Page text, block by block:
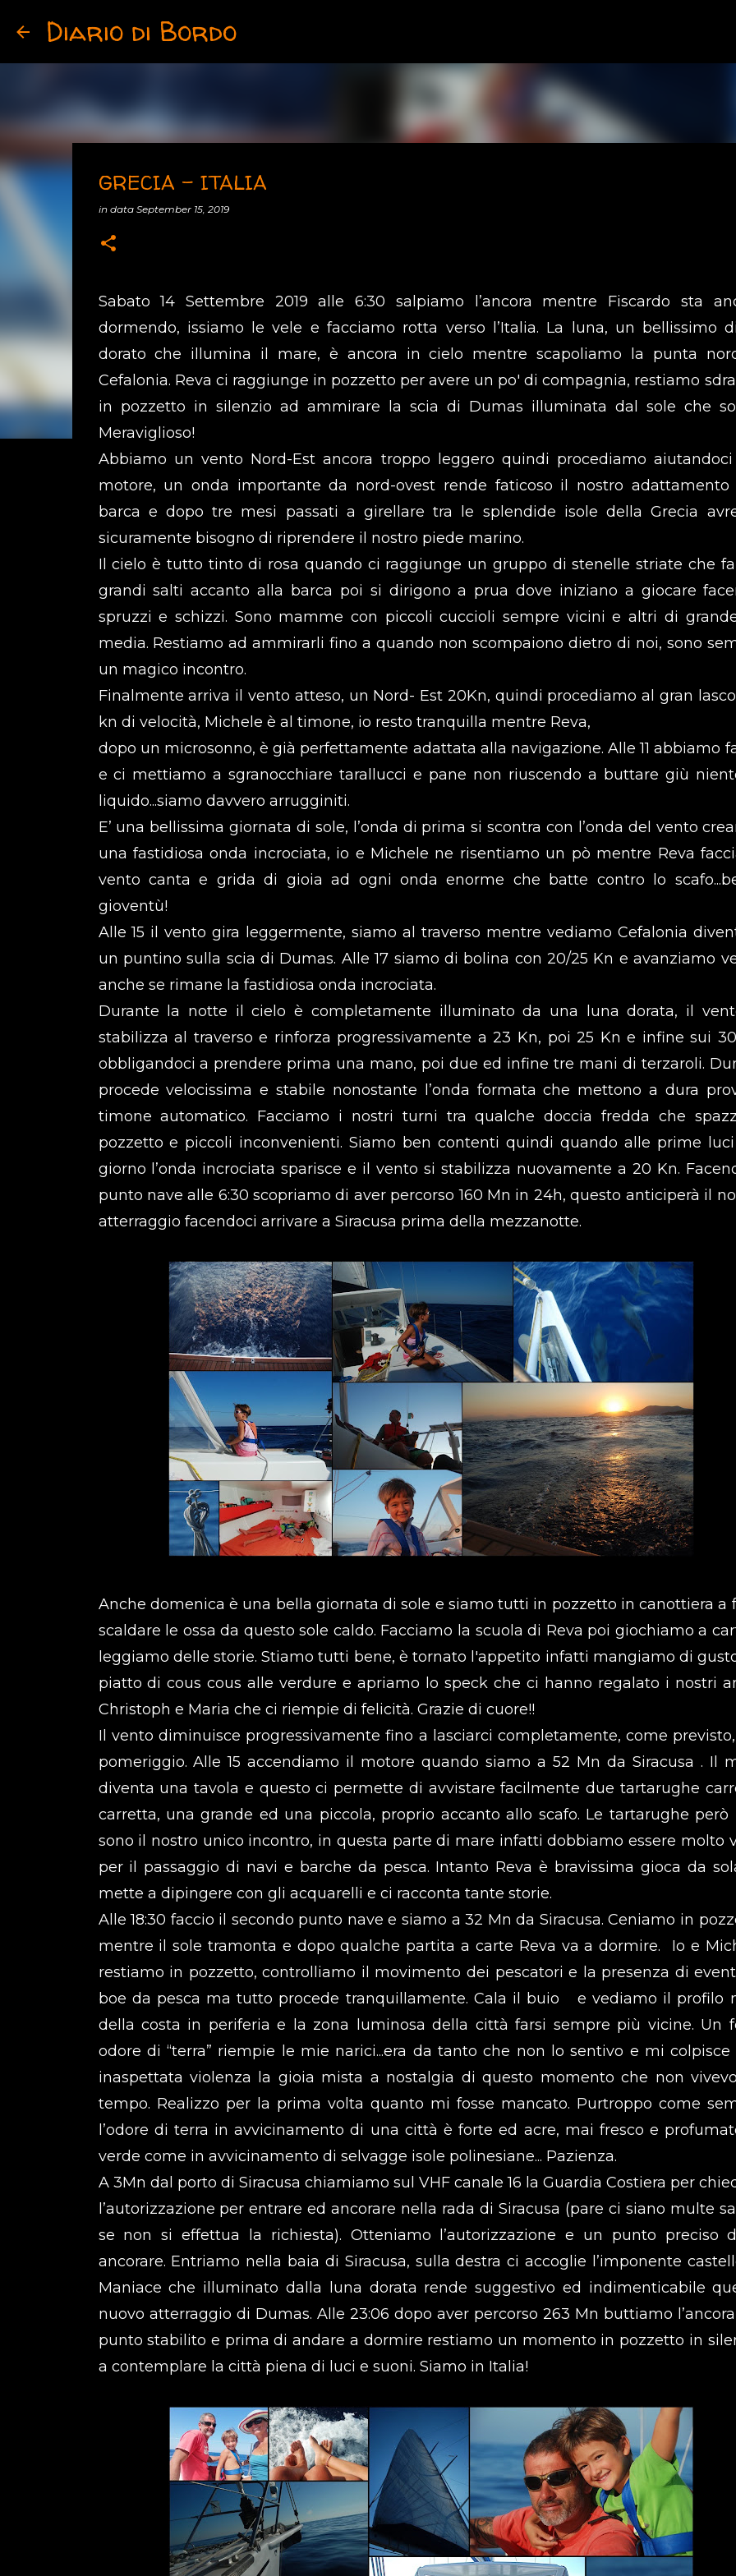
Diario di Bordo
GRECIA – ITALIA
in data September 15, 2019
Sabato 14 Settembre 2019 alle 6:30 salpiamo l’ancora mentre Fiscardo sta
dormendo, issiamo le vele e facciamo rotta verso l’Italia. La luna, un bellissimo
dorato che illumina il mare, è ancora in cielo mentre scapoliamo la punta
Cefalonia. Reva ci raggiunge in pozzetto per avere un po' di compagnia, restiamo
in pozzetto in silenzio ad ammirare la scia di Dumas illuminata dal sole che
Meraviglioso!
Abbiamo un vento Nord-Est ancora troppo leggero quindi procediamo aiutandoci
motore, un onda importante da nord-ovest rende faticoso il nostro adattamento
barca e dopo tre mesi passati a girellare tra le splendide isole della Grecia
sicuramente bisogno di riprendere il nostro piede marino.
Il cielo è tutto tinto di rosa quando ci raggiunge un gruppo di stenelle striate che
grandi salti accanto alla barca poi si dirigono a prua dove iniziano a giocare
spruzzi e schizzi. Sono mamme con piccoli cuccioli sempre vicini e altri di
media. Restiamo ad ammirarli fino a quando non scompaiono dietro di noi, sono
un magico incontro.
Finalmente arriva il vento atteso, un Nord- Est 20Kn, quindi procediamo al gran
kn di velocità, Michele è al timone, io resto tranquilla mentre Reva,
dopo un microsonno, è già perfettamente adattata alla navigazione. Alle 11 abbiamo
e ci mettiamo a sgranocchiare tarallucci e pane non riuscendo a buttare giù
liquido...siamo davvero arrugginiti.
E’ una bellissima giornata di sole, l’onda di prima si scontra con l’onda del vento
una fastidiosa onda incrociata, io e Michele ne risentiamo un pò mentre Reva
vento canta e grida di gioia ad ogni onda enorme che batte contro lo
gioventù!
Alle 15 il vento gira leggermente, siamo al traverso mentre vediamo Cefalonia
un puntino sulla scia di Dumas. Alle 17 siamo di bolina con 20/25 Kn e avanziamo
anche se rimane la fastidiosa onda incrociata.
Durante la notte il cielo è completamente illuminato da una luna dorata, il
stabilizza al traverso e rinforza progressivamente a 23 Kn, poi 25 Kn e infine sui
obbligandoci a prendere prima una mano, poi due ed infine tre mani di terzaroli.
procede velocissima e stabile nonostante l’onda formata che mettono a dura
timone automatico. Facciamo i nostri turni tra qualche doccia fredda che
pozzetto e piccoli inconvenienti. Siamo ben contenti quindi quando alle prime luci
giorno l’onda incrociata sparisce e il vento si stabilizza nuovamente a 20 Kn.
punto nave alle 6:30 scopriamo di aver percorso 160 Mn in 24h, questo anticiperà il
atterraggio facendoci arrivare a Siracusa prima della mezzanotte.
Anche domenica è una bella giornata di sole e siamo tutti in pozzetto in canottiera a
scaldare le ossa da questo sole caldo. Facciamo la scuola di Reva poi giochiamo a
leggiamo delle storie. Stiamo tutti bene, è tornato l'appetito infatti mangiamo di
piatto di cous cous alle verdure e apriamo lo speck che ci hanno regalato i nostri
Christoph e Maria che ci riempie di felicità. Grazie di cuore!!
Il vento diminuisce progressivamente fino a lasciarci completamente, come previsto,
pomeriggio. Alle 15 accendiamo il motore quando siamo a 52 Mn da Siracusa . Il
diventa una tavola e questo ci permette di avvistare facilmente due tartarughe
carretta, una grande ed una piccola, proprio accanto allo scafo. Le tartarughe però
sono il nostro unico incontro, in questa parte di mare infatti dobbiamo essere molto
per il passaggio di navi e barche da pesca. Intanto Reva è bravissima gioca da
mette a dipingere con gli acquarelli e ci racconta tante storie.
Alle 18:30 faccio il secondo punto nave e siamo a 32 Mn da Siracusa. Ceniamo in
mentre il sole tramonta e dopo qualche partita a carte Reva va a dormire. Io e
restiamo in pozzetto, controlliamo il movimento dei pescatori e la presenza di
boe da pesca ma tutto procede tranquillamente. Cala il buio e vediamo il profilo
della costa in periferia e la zona luminosa della città farsi sempre più vicine. Un
odore di “terra” riempie le mie narici...era da tanto che non lo sentivo e mi colpisce
inaspettata violenza la gioia mista a nostalgia di questo momento che non
tempo. Realizzo per la prima volta quanto mi fosse mancato. Purtroppo come
l’odore di terra in avvicinamento di una città è forte ed acre, mai fresco e
verde come in avvicinamento di selvagge isole polinesiane... Pazienza.
A 3Mn dal porto di Siracusa chiamiamo sul VHF canale 16 la Guardia Costiera per
l’autorizzazione per entrare ed ancorare nella rada di Siracusa (pare ci siano multe
se non si effettua la richiesta). Otteniamo l’autorizzazione e un punto preciso
ancorare. Entriamo nella baia di Siracusa, sulla destra ci accoglie l’imponente
Maniace che illuminato dalla luna dorata rende suggestivo ed indimenticabile
nuovo atterraggio di Dumas. Alle 23:06 dopo aver percorso 263 Mn buttiamo l’ancora
punto stabilito e prima di andare a dormire restiamo un momento in pozzetto in
a contemplare la città piena di luci e suoni. Siamo in Italia!